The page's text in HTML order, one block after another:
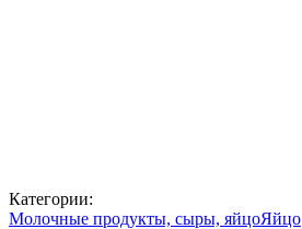
Категории:
Молочные продукты, сыры, яйцоЯйцо